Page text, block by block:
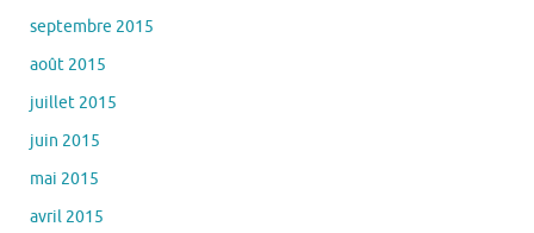
septembre 2015
août 2015
juillet 2015
juin 2015
mai 2015
avril 2015